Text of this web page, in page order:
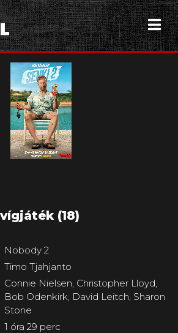
(18)
Nobody 2
Timo Tjahjanto
Connie Nielsen, Christopher Lloyd,
Bob Odenkirk, David Leitch, Sharon
Stone
1 óra 29 perc